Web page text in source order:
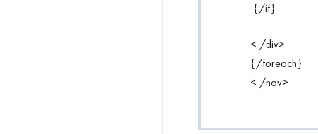
{/if}
< /div>
{/foreach}
< /nav>